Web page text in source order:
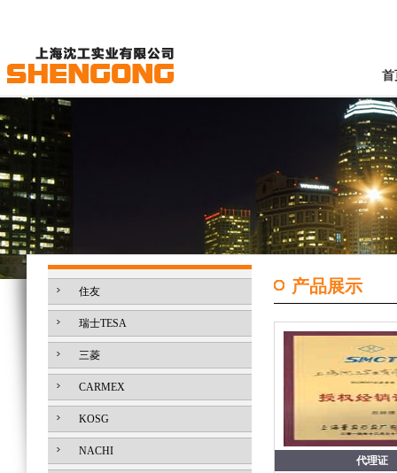
首
住友
瑞士TESA
三菱
CARMEX
KOSG
NACHI
产品展示
代理证